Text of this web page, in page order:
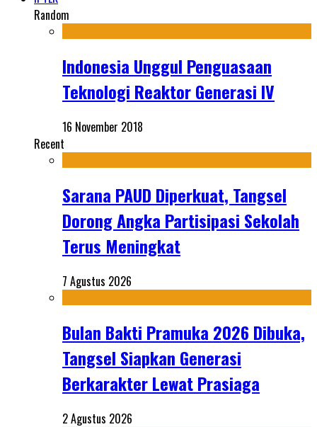
Random
Indonesia Unggul Penguasaan
Teknologi Reaktor Generasi IV
16 November 2018
Recent
Sarana PAUD Diperkuat, Tangsel
Dorong Angka Partisipasi Sekolah
Terus Meningkat
7 Agustus 2026
Bulan Bakti Pramuka 2026 Dibuka,
Tangsel Siapkan Generasi
Berkarakter Lewat Prasiaga
2 Agustus 2026